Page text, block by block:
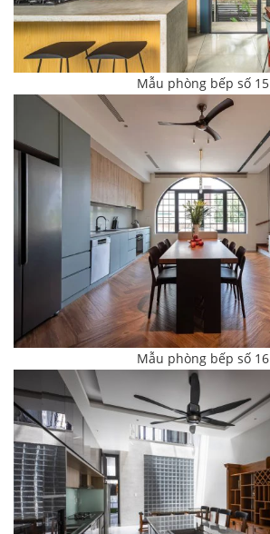
Mẫu phòng bếp số 15
Mẫu phòng bếp số 16